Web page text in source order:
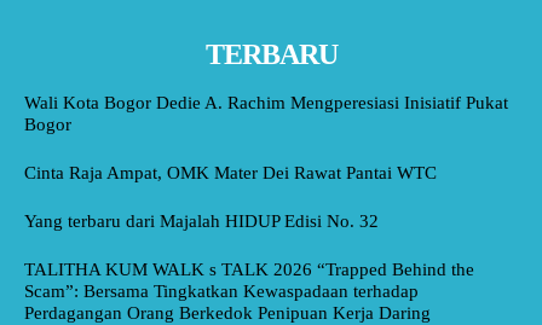
TERBARU
Wali Kota Bogor Dedie A. Rachim Mengperesiasi Inisiatif Pukat
Bogor
Cinta Raja Ampat, OMK Mater Dei Rawat Pantai WTC
Yang terbaru dari Majalah HIDUP Edisi No. 32
TALITHA KUM WALK s TALK 2026 “Trapped Behind the
Scam”: Bersama Tingkatkan Kewaspadaan terhadap
Perdagangan Orang Berkedok Penipuan Kerja Daring